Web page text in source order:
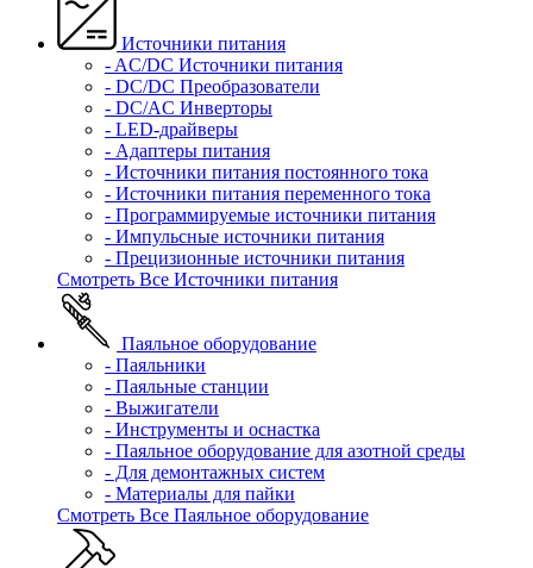
Источники питания
- AC/DC Источники питания
- DC/DC Преобразователи
- DC/AC Инверторы
- LED-драйверы
- Адаптеры питания
- Источники питания постоянного тока
- Источники питания переменного тока
- Программируемые источники питания
- Импульсные источники питания
- Прецизионные источники питания
Смотреть Все Источники питания
Паяльное оборудование
- Паяльники
- Паяльные станции
- Выжигатели
- Инструменты и оснастка
- Паяльное оборудование для азотной среды
- Для демонтажных систем
- Материалы для пайки
Смотреть Все Паяльное оборудование